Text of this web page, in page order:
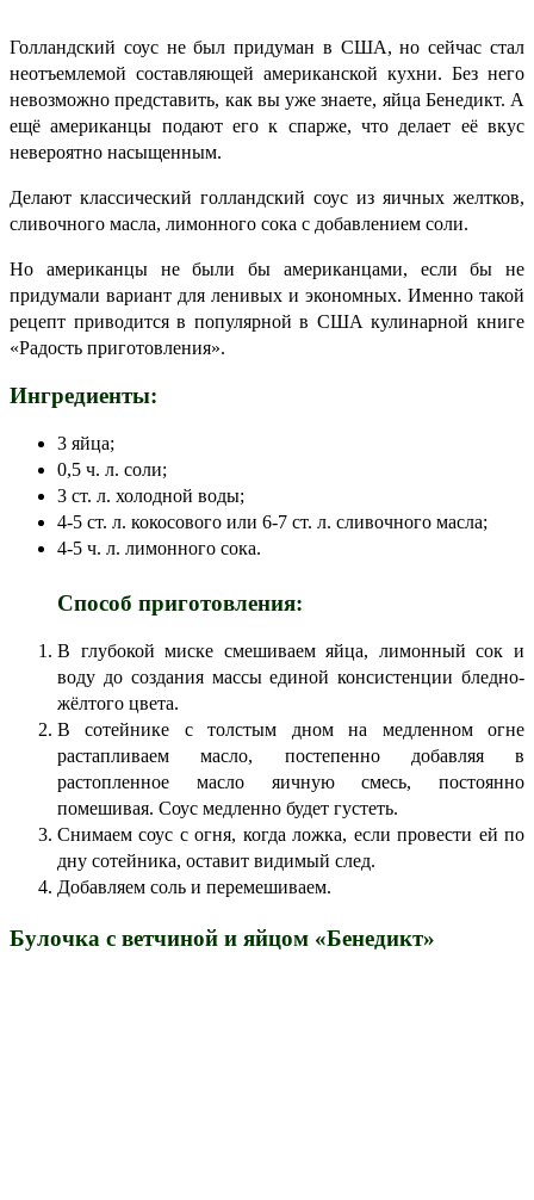
Голландский соус не был придуман в США, но сейчас стал
неотъемлемой составляющей американской кухни. Без него
невозможно представить, как вы уже знаете, яйца Бенедикт. А
ещё американцы подают его к спарже, что делает её вкус
невероятно насыщенным.
Делают классический голландский соус из яичных желтков,
сливочного масла, лимонного сока с добавлением соли.
Но американцы не были бы американцами, если бы не
придумали вариант для ленивых и экономных. Именно такой
рецепт приводится в популярной в США кулинарной книге
«Радость приготовления».
Ингредиенты:
3 яйца;
0,5 ч. л. соли;
3 ст. л. холодной воды;
4-5 ст. л. кокосового или 6-7 ст. л. сливочного масла;
4-5 ч. л. лимонного сока.
Способ приготовления:
В глубокой миске смешиваем яйца, лимонный сок и
воду до создания массы единой консистенции бледно-
жёлтого цвета.
В сотейнике с толстым дном на медленном огне
растапливаем масло, постепенно добавляя в
растопленное масло яичную смесь, постоянно
помешивая. Соус медленно будет густеть.
Снимаем соус с огня, когда ложка, если провести ей по
дну сотейника, оставит видимый след.
Добавляем соль и перемешиваем.
Булочка с ветчиной и яйцом «Бенедикт»